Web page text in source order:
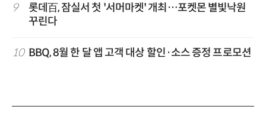
9
롯데百, 잠실서 첫 '서머마켓' 개최…포켓몬 별빛낙원
꾸린다
10 BBQ, 8월 한 달 앱 고객 대상 할인·소스 증정 프로모션